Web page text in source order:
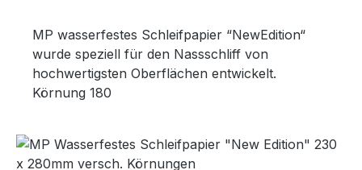
MP wasserfestes Schleifpapier “NewEdition“
wurde speziell für den Nassschliff von
hochwertigsten Oberflächen entwickelt.
Körnung 180
Bildergalerie überspringen